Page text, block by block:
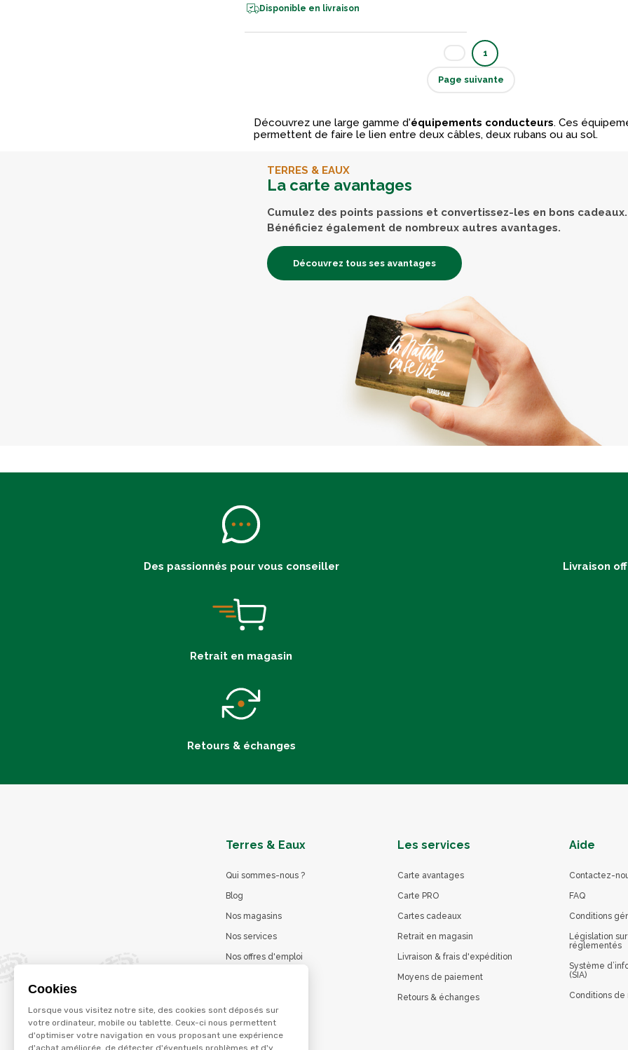
Cookies
Lorsque vous visitez notre site, des cookies sont déposés sur
votre ordinateur, mobile ou tablette. Ceux-ci nous permettent
d'optimiser votre navigation en vous proposant une expérience
d'achat améliorée, de détecter d'éventuels problèmes et d'y
Disponible en livraison
1
Page suivante
Découvrez une large gamme d'équipements conducteurs. Ces
permettent de faire le lien entre deux câbles, deux rubans ou au sol.
TERRES & EAUX
La carte avantages
Cumulez des points passions et convertissez-les en bons cadeaux.
Bénéficiez également de nombreux autres avantages.
Découvrez tous ses avantages
Des passionnés pour vous conseiller Livraison
Retrait en magasin
Retours & échanges
Terres & Eaux
Qui sommes-nous ?
Blog
Nos magasins
Nos services
Nos offres d'emploi
La marque Terzéo
Les services
Carte avantages
Carte PRO
Cartes cadeaux
Retrait en magasin
Livraison & frais d'expédition
Moyens de paiement
Retours & échanges
Aide
Contactez-
FAQ
Conditions
Législation
réglementés
Système
(SIA)
Conditions de